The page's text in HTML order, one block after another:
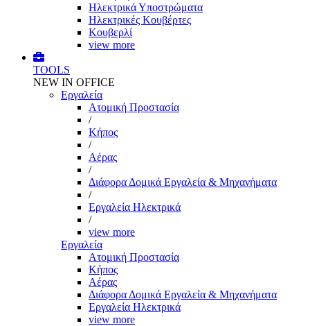
Ηλεκτρικά Υποστρώματα
Ηλεκτρικές Κουβέρτες
Κουβερλί
view more
TOOLS
NEW IN OFFICE
Εργαλεία
Aτομική Προστασία
/
Kήπος
/
Αέρας
/
Διάφορα Δομικά Εργαλεία & Μηχανήματα
/
Εργαλεία Ηλεκτρικά
/
view more
Εργαλεία
Aτομική Προστασία
Kήπος
Αέρας
Διάφορα Δομικά Εργαλεία & Μηχανήματα
Εργαλεία Ηλεκτρικά
view more